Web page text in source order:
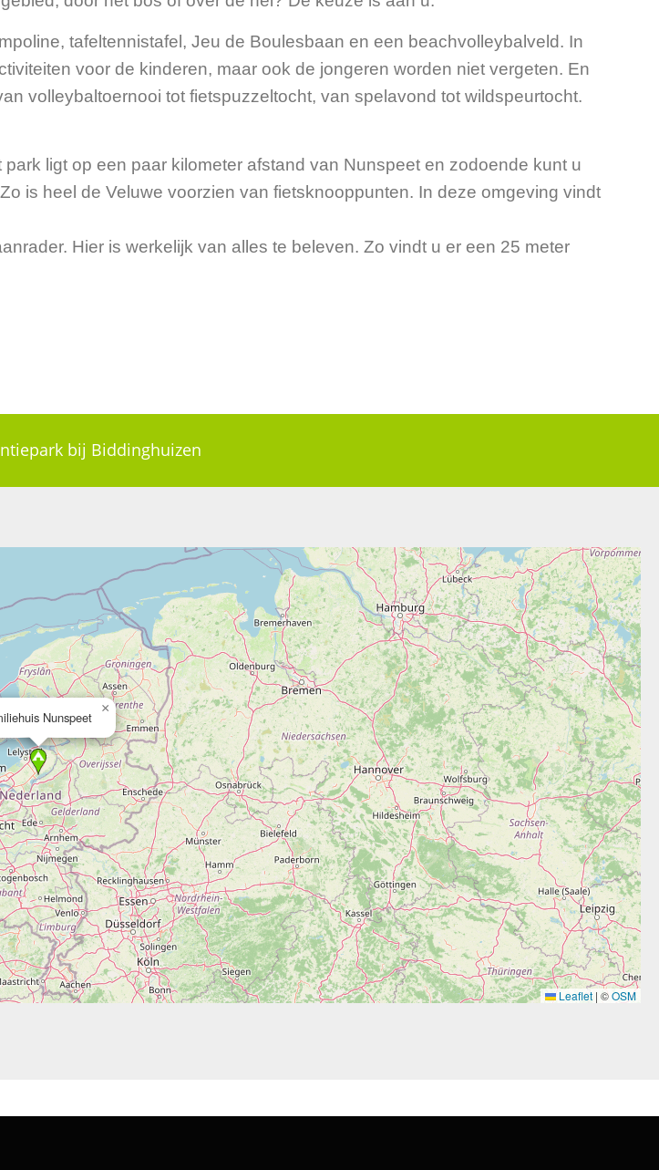
tafeltennistafel, Jeu de Boulesbaan en een beachvolleybalveld. In
voor de kinderen, maar ook de jongeren worden niet vergeten. En
volleybaltoernooi tot fietspuzzeltocht, van spelavond tot wildspeurtocht.
ligt op een paar kilometer afstand van Nunspeet en zodoende kunt u
is heel de Veluwe voorzien van fietsknooppunten. In deze omgeving vindt
Hier is werkelijk van alles te beleven. Zo vindt u er een 25 meter
bij Biddinghuizen
Nunspeet
×
Leaflet | ©OSM